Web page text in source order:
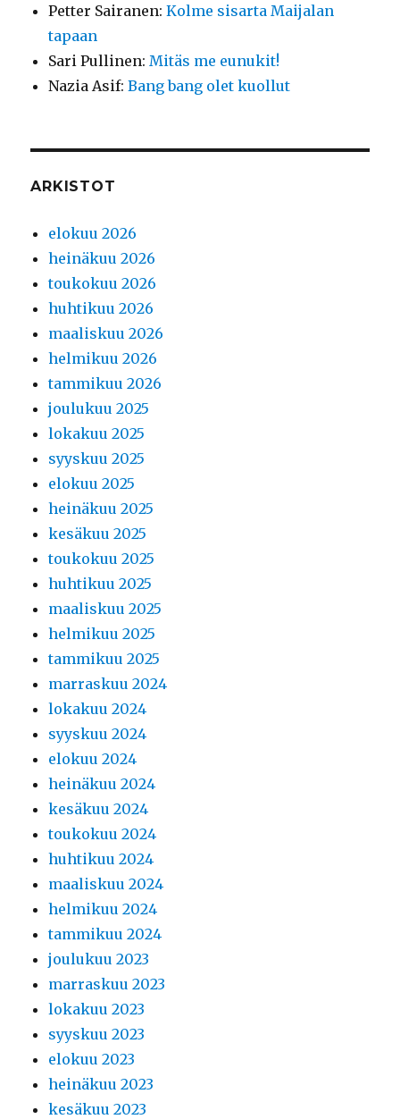
Petter Sairanen:Kolme sisarta Maijalan
tapaan
Sari Pullinen: Mitäs me eunukit!
Nazia Asif:Bang bang olet kuollut
ARKISTOT
elokuu 2026
heinäkuu 2026
toukokuu 2026
huhtikuu 2026
maaliskuu 2026
helmikuu 2026
tammikuu 2026
joulukuu 2025
lokakuu 2025
syyskuu 2025
elokuu 2025
heinäkuu 2025
kesäkuu 2025
toukokuu 2025
huhtikuu 2025
maaliskuu 2025
helmikuu 2025
tammikuu 2025
marraskuu 2024
lokakuu 2024
syyskuu 2024
elokuu 2024
heinäkuu 2024
kesäkuu 2024
toukokuu 2024
huhtikuu 2024
maaliskuu 2024
helmikuu 2024
tammikuu 2024
joulukuu 2023
marraskuu 2023
lokakuu 2023
syyskuu 2023
elokuu 2023
heinäkuu 2023
kesäkuu 2023